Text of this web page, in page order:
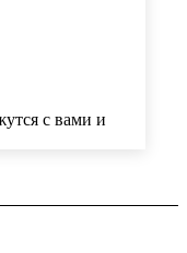
с вами и